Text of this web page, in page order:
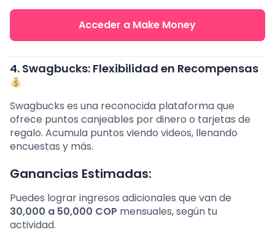
Acceder a Make Money
4. Swagbucks: Flexibilidad en Recompensas
Swagbucks es una reconocida plataforma que
ofrece puntos canjeables por dinero o tarjetas de
regalo. Acumula puntos viendo videos, llenando
encuestas y más.
Ganancias Estimadas:
Puedes lograr ingresos adicionales que van de
30,000 a 50,000 COP mensuales, según tu
actividad.